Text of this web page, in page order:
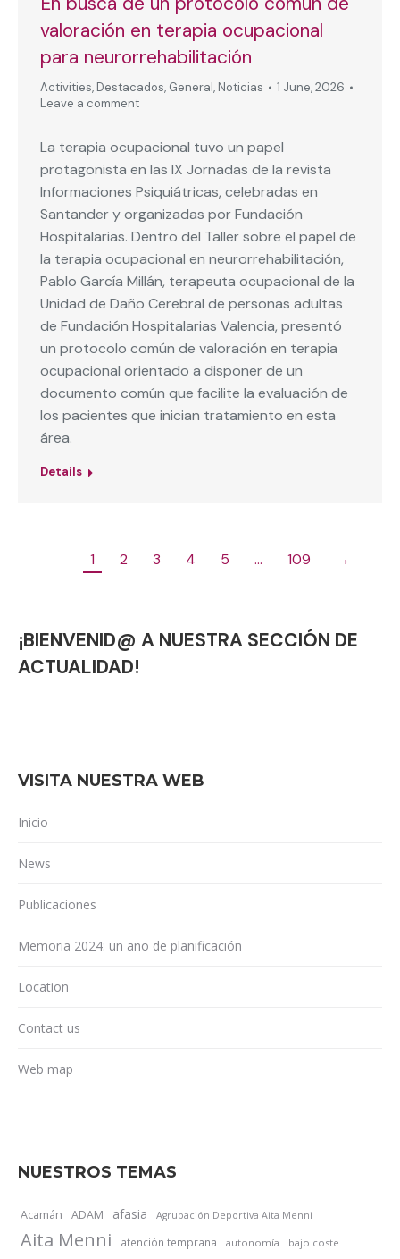
valoración en terapia ocupacional
para neurorrehabilitación
Activities, Destacados, General, Noticias
1 June, 2026
Leave a comment
La terapia ocupacional tuvo un papel
protagonista en las IX Jornadas de la revista
Informaciones Psiquiátricas, celebradas en
Santander y organizadas por Fundación
Hospitalarias. Dentro del Taller sobre el papel de
la terapia ocupacional en neurorrehabilitación,
Pablo García Millán, terapeuta ocupacional de la
Unidad de Daño Cerebral de personas adultas
de Fundación Hospitalarias Valencia, presentó
un protocolo común de valoración en terapia
ocupacional orientado a disponer de un
documento común que facilite la evaluación de
los pacientes que inician tratamiento en esta
área.
Details
1 2 3 4 5 … 109 →
¡BIENVENID@ A NUESTRA SECCIÓN DE
ACTUALIDAD!
VISITA NUESTRA WEB
Inicio
News
Publicaciones
Memoria 2024: un año de planificación
Location
Contact us
Web map
NUESTROS TEMAS
Acamán ADAM afasia Agrupación Deportiva Aita Menni
Aita Menni atención temprana autonomía bajo coste